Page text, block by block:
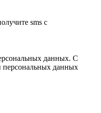
sms с
данных. С
персональных данных